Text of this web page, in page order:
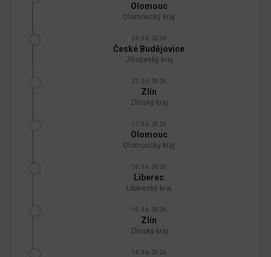
Olomouc
Olomoucký kraj
24.06.2026
České Budějovice
Jihočeský kraj
21.06.2026
Zlín
Zlínský kraj
17.06.2026
Olomouc
Olomoucký kraj
16.06.2026
Liberec
Liberecký kraj
15.06.2026
Zlín
Zlínský kraj
14.06.2026